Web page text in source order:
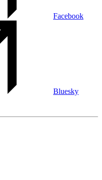
Facebook
Bluesky